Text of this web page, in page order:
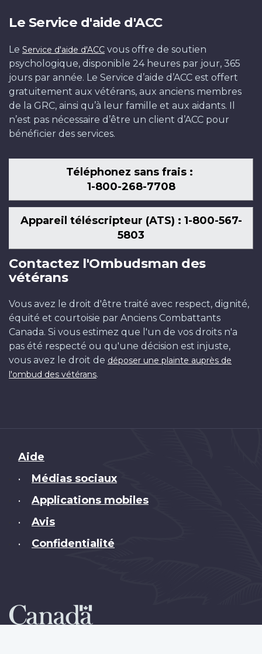
Le Service d'aide d'ACC
Le Service d'aide d'ACC vous offre de soutien
psychologique, disponible 24 heures par jour, 365
jours par année. Le Service d’aide d’ACC est offert
gratuitement aux vétérans, aux anciens membres
de la GRC, ainsi qu’à leur famille et aux aidants. Il
n’est pas nécessaire d’être un client d’ACC pour
bénéficier des services.
Téléphonez sans frais :
1-800-268-7708
Appareil téléscripteur (ATS) : 1-800-567-
5803
Contactez l'Ombudsman des
vétérans
Vous avez le droit d'être traité avec respect, dignité,
équité et courtoisie par Anciens Combattants
Canada. Si vous estimez que l'un de vos droits n'a
pas été respecté ou qu'une décision est injuste,
vous avez le droit de déposer une plainte auprès de
l'ombud des vétérans.
Brand
Aide
• Médias sociaux
• Applications mobiles
• Avis
• Confidentialité